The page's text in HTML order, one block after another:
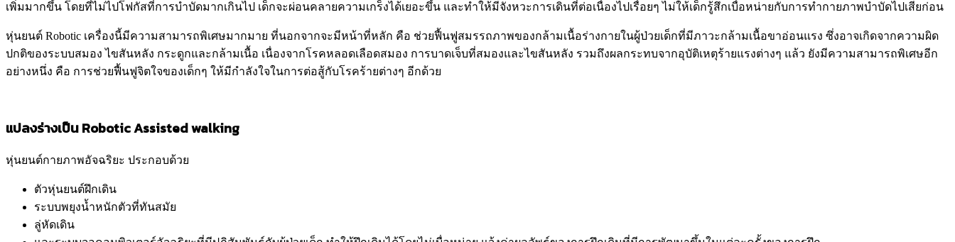
เพิ่มมากขึ้น โดยที่ไม่ไปโฟกัสที่การบำบัดมากเกินไป เด็กจะผ่อนคลายความเกร็งได้เยอะขึ้น และทำให้มีจังหวะการเดินที่ต่อเนื่องไปเรื่อยๆ ไม่ให้เด็กรู้สึกเบื่อหน่ายกับการทำกายภาพบำบัดไปเสียก่อน
หุ่นยนต์ Robotic เครื่องนี้มีความสามารถพิเศษมากมาย ที่นอกจากจะมีหน้าที่หลัก คือ ช่วยฟื้นฟูสมรรถภาพของกล้ามเนื้อร่างกายในผู้ป่วยเด็กที่มีภาวะกล้ามเนื้อขาอ่อนแรง ซึ่งอาจเกิดจากความผิด
ปกติของระบบสมอง ไขสันหลัง กระดูกและกล้ามเนื้อ เนื่องจากโรคหลอดเลือดสมอง การบาดเจ็บที่สมองและไขสันหลัง รวมถึงผลกระทบจากอุบัติเหตุร้ายแรงต่างๆ แล้ว ยังมีความสามารถพิเศษอีก
อย่างหนึ่ง คือ การช่วยฟื้นฟูจิตใจของเด็กๆ ให้มีกำลังใจในการต่อสู้กับโรคร้ายต่างๆ อีกด้วย
แปลงร่างเป็น Robotic Assisted walking
หุ่นยนต์กายภาพอัจฉริยะ ประกอบด้วย
ตัวหุ่นยนต์ฝึกเดิน
ระบบพยุงน้ำหนักตัวที่ทันสมัย
ลู่หัดเดิน